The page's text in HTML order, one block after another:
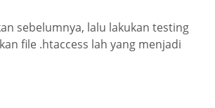
sebelumnya, lalu lakukan testing
file .htaccess lah yang menjadi